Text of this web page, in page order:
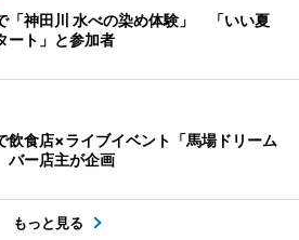
「神田川 水べの染め体験」 「いい夏
ート」と参加者
飲食店×ライブイベント「馬場ドリーム
ー店主が企画
もっと見る